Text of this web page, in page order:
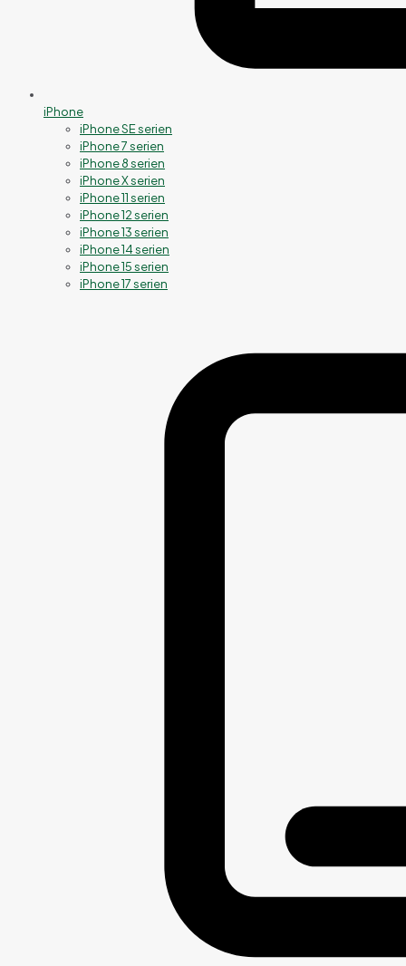
iPhone
iPhone SE serien
iPhone 7 serien
iPhone 8 serien
iPhone X serien
iPhone 11 serien
iPhone 12 serien
iPhone 13 serien
iPhone 14 serien
iPhone 15 serien
iPhone 17 serien